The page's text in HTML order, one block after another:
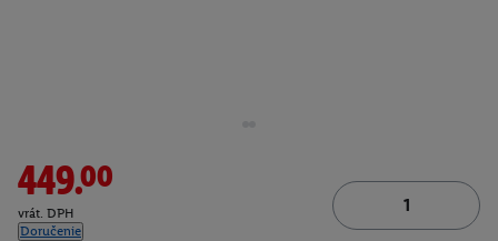
449.00
vrát. DPH
Doručenie